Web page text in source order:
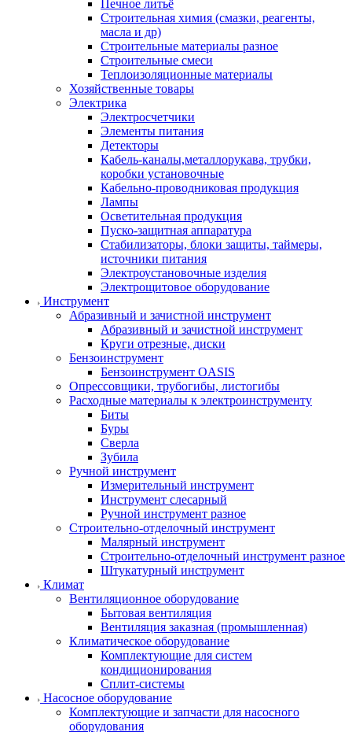
Печное литьё
Строительная химия (смазки, реагенты,
масла и др)
Строительные материалы разное
Строительные смеси
Теплоизоляционные материалы
Хозяйственные товары
Электрика
Электросчетчики
Элементы питания
Детекторы
Кабель-каналы,металлорукава, трубки,
коробки установочные
Кабельно-проводниковая продукция
Лампы
Осветительная продукция
Пуско-защитная аппаратура
Стабилизаторы, блоки защиты, таймеры,
источники питания
Электроустановочные изделия
Электрощитовое оборудование
Инструмент
Абразивный и зачистной инструмент
Абразивный и зачистной инструмент
Круги отрезные, диски
Бензоинструмент
Бензоинструмент OASIS
Опрессовщики, трубогибы, листогибы
Расходные материалы к электроинструменту
Биты
Буры
Сверла
Зубила
Ручной инструмент
Измерительный инструмент
Инструмент слесарный
Ручной инструмент разное
Строительно-отделочный инструмент
Малярный инструмент
Строительно-отделочный инструмент разное
Штукатурный инструмент
Климат
Вентиляционное оборудование
Бытовая вентиляция
Вентиляция заказная (промышленная)
Климатическое оборудование
Комплектующие для систем
кондиционирования
Сплит-системы
Насосное оборудование
Комплектующие и запчасти для насосного
оборудования